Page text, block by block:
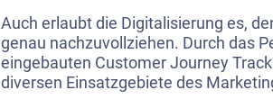
Auch erlaubt die Digitalisierung es,
genau nachzuvollziehen. Durch das
eingebauten Customer Journey
diversen Einsatzgebiete des